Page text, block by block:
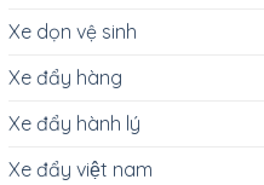
Xe dọn vệ sinh
Xe đẩy hàng
Xe đẩy hành lý
Xe đẩy việt nam